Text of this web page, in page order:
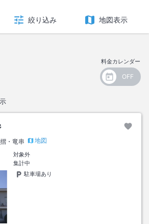
絞り込み 地図表示
料金カレンダー
・竜串
地図
対象外
集計中
駐車場あり